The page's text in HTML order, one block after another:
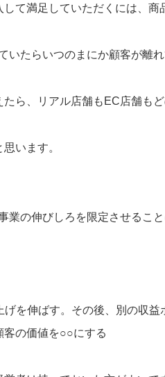
て満足していただくには、商
いたらいつのまにか顧客が離れ
ら、リアル店舗もEC店舗も
います。
業の伸びしろを限定させること
を伸ばす。その後、別の収
客の価値を○○にする